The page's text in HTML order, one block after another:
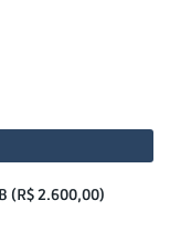
B (R$ 2.600,00)